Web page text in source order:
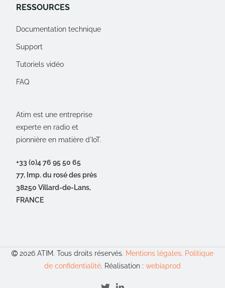
Atim est une entreprise
experte en radio et
pionnière en matière d'IoT.
+33 (0)4 76 95 50 65
77, Imp. du rosé des près
38250 Villard-de-Lans,
FRANCE
RESSOURCES
Documentation technique
Support
Tutoriels vidéo
FAQ
2026 ATIM. Tous droits réservés. Mentions légales. Politique
de confidentialité. Réalisation : webiaprod